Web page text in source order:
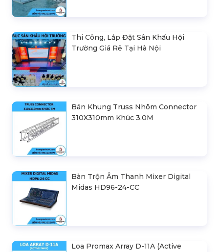
Thi Công, Lắp Đặt Sân Khấu Hội
Trường Giá Rẻ Tại Hà Nội
Bán Khung Truss Nhôm Connector
310X310mm Khúc 3.0M
Bàn Trộn Âm Thanh Mixer Digital
Midas HD96-24-CC
Loa Promax Array D-11A (Active